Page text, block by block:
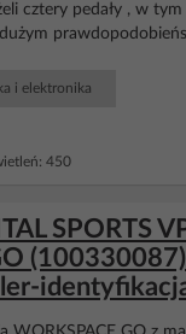
cztery pedały , w
i elektronika
450
SPORTS